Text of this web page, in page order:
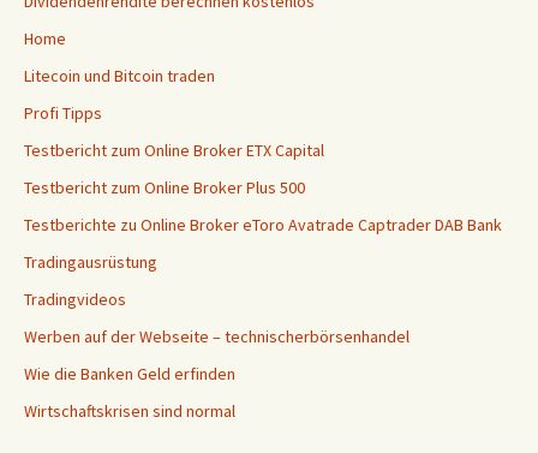
Home
Litecoin und Bitcoin traden
Profi Tipps
Testbericht zum Online Broker ETX Capital
Testbericht zum Online Broker Plus 500
Testberichte zu Online Broker eToro Avatrade Captrader DAB Bank
Tradingausrüstung
Tradingvideos
Werben auf der Webseite – technischerbörsenhandel
Wie die Banken Geld erfinden
Wirtschaftskrisen sind normal